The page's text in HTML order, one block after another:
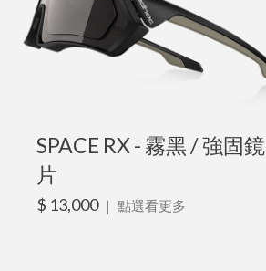
SPACE RX - 霧黑 / 強固鏡
片
$ 13,000 ｜點選看更多